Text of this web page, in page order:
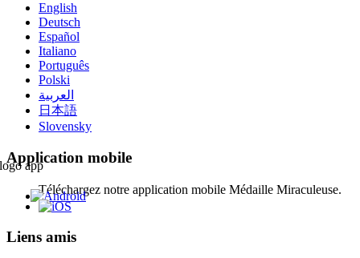
English
Deutsch
Español
Italiano
Português
Polski
العربية
日本語
Slovensky
Application mobile
Téléchargez notre application mobile Médaille Miraculeuse.
Liens amis